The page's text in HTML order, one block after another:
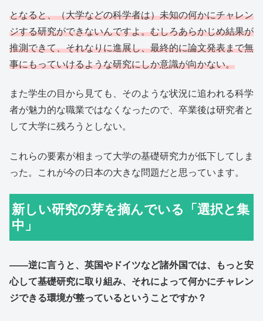
となると、（大学などの科学者は）未知の何かにチャレン
ジする研究ができないんですよ。むしろあらかじめ結果が
推測できて、それなりに進展し、最終的に論文発表まで無
事にもっていけるような研究にしか意識が向かない。
また学生の目から見ても、そのような状況に追われる科学
者が魅力的な職業ではなくなったので、卒業後は研究者と
して大学に残ろうとしない。
これらの要素が相まって大学の基礎研究力が低下してしま
った。これが今の日本の大きな問題だと思っています。
新しい研究の芽を摘んでいる「選択と集
中」
――逆に言うと、英国やドイツなど諸外国では、もっと安
心して基礎研究に取り組み、それによって何かにチャレン
ジできる環境が整っているということですか？